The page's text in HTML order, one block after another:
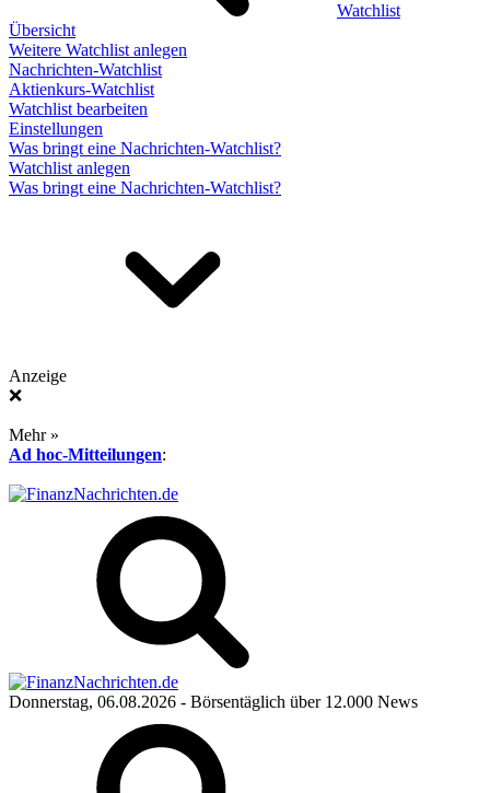
Watchlist
Übersicht
Weitere Watchlist anlegen
Nachrichten-Watchlist
Aktienkurs-Watchlist
Watchlist bearbeiten
Einstellungen
Was bringt eine Nachrichten-Watchlist?
Watchlist anlegen
Was bringt eine Nachrichten-Watchlist?
Anzeige
❌
Mehr »
Ad hoc-Mitteilungen:
Donnerstag, 06.08.2026 - Börsentäglich über 12.000 News